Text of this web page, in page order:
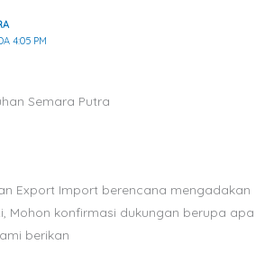
4:05 PM
Semara Putra
Export Import berencana mengadakan
Mohon konfirmasi dukungan berupa apa
berikan